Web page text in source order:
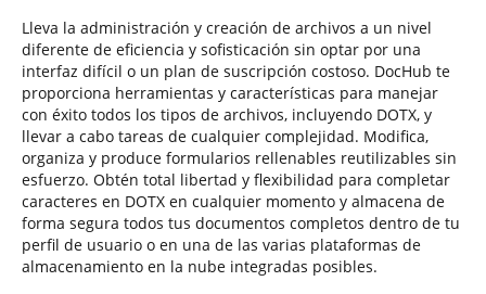
Lleva la administración y creación de archivos a un nivel
diferente de eficiencia y sofisticación sin optar por una
interfaz difícil o un plan de suscripción costoso. DocHub te
proporciona herramientas y características para manejar
con éxito todos los tipos de archivos, incluyendo DOTX, y
llevar a cabo tareas de cualquier complejidad. Modifica,
organiza y produce formularios rellenables reutilizables sin
esfuerzo. Obtén total libertad y flexibilidad para completar
caracteres en DOTX en cualquier momento y almacena de
forma segura todos tus documentos completos dentro de tu
perfil de usuario o en una de las varias plataformas de
almacenamiento en la nube integradas posibles.